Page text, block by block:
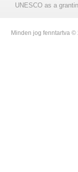
UNESCO as a
Minden jog fenntartva ©